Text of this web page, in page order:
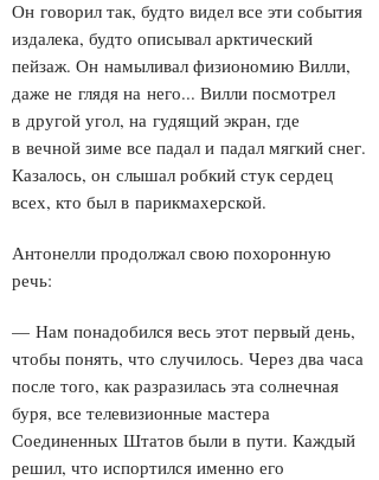
Он говорил так, будто видел все эти события
издалека, будто описывал арктический
пейзаж. Он намыливал физиономию Вилли,
даже не глядя на него... Вилли посмотрел
в другой угол, на гудящий экран, где
в вечной зиме все падал и падал мягкий снег.
Казалось, он слышал робкий стук сердец
всех, кто был в парикмахерской.
Антонелли продолжал свою похоронную
речь:
— Нам понадобился весь этот первый день,
чтобы понять, что случилось. Через два часа
после того, как разразилась эта солнечная
буря, все телевизионные мастера
Соединенных Штатов были в пути. Каждый
решил, что испортился именно его